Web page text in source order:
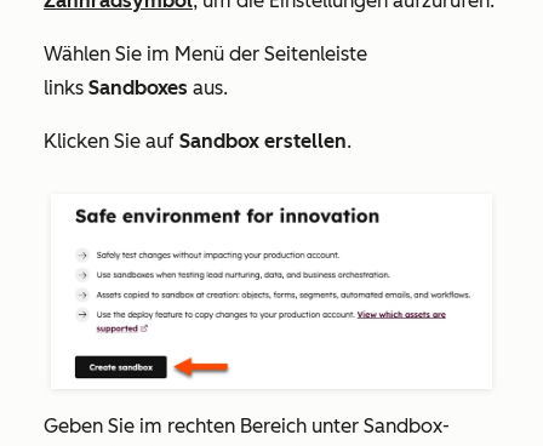
Wählen Sie im Menü der Seitenleiste
links Sandboxes aus.
Klicken Sie auf Sandbox erstellen.
Geben Sie im rechten Bereich unter Sandbox-